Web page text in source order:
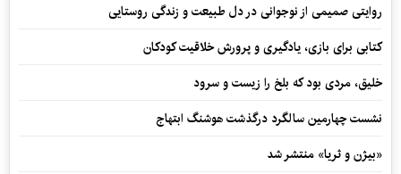
روایتی صمیمی از نوجوانی در دل طبیعت و زندگی روستایی
کتابی برای بازی، یادگیری و پرورش خلاقیت کودکان
خلیق، مردی بود که بلخ را زیست و سرود
نشست چهارمین سالگرد درگذشت هوشنگ ابتهاج
«بیژن و ثریا» منتشر شد